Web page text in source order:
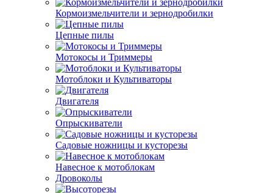
Кормоизмельчители и зернодробилки
Цепные пилы
Мотокосы и Триммеры
Мотоблоки и Культиваторы
Двигателя
Опрыскиватели
Садовые ножницы и кусторезы
Навесное к мотоблокам
Дровоколы